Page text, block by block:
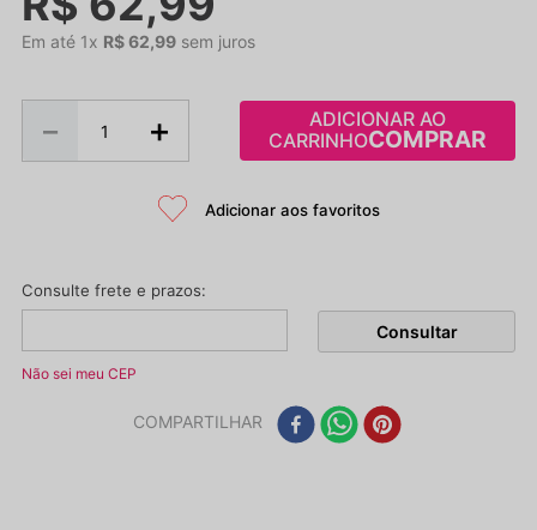
Em até 1x R$62,99 sem juros
＋
－
ADICIONAR AO
CARRINHO
Não sei meu CEP
COMPARTILHAR